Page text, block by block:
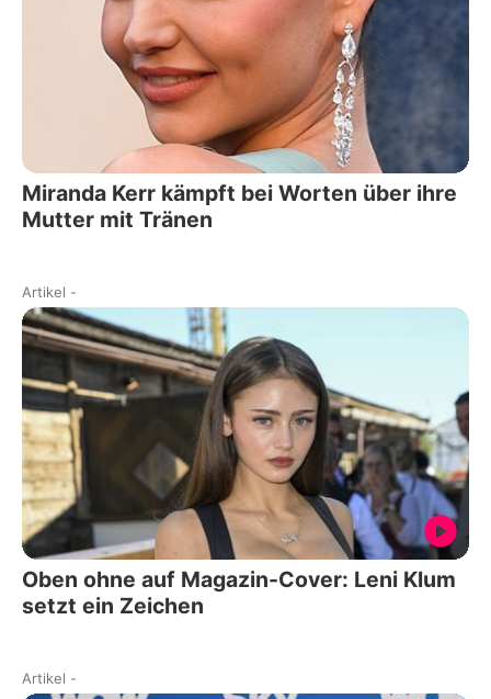
Miranda Kerr kämpft bei Worten über ihre
Mutter mit Tränen
Artikel -
Oben ohne auf Magazin-Cover: Leni Klum
setzt ein Zeichen
Artikel -